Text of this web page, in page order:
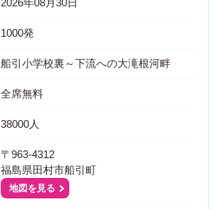
2026年08月30日
1000発
船引小学校裏～下流への大滝根河畔
全席無料
38000人
〒963-4312
福島県田村市船引町
地図を見る